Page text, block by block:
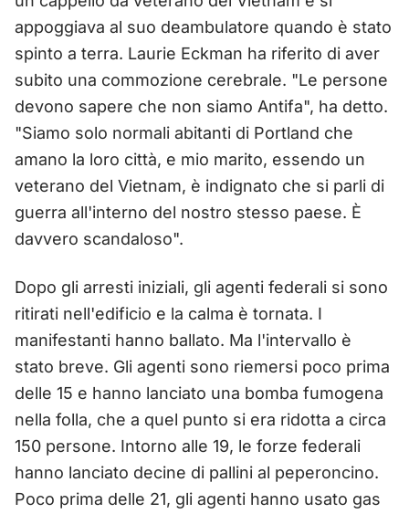
appoggiava al suo deambulatore quando è stato
spinto a terra. Laurie Eckman ha riferito di aver
subito una commozione cerebrale. "Le persone
devono sapere che non siamo Antifa", ha detto.
"Siamo solo normali abitanti di Portland che
amano la loro città, e mio marito, essendo un
veterano del Vietnam, è indignato che si parli di
guerra all'interno del nostro stesso paese. È
davvero scandaloso".
Dopo gli arresti iniziali, gli agenti federali si sono
ritirati nell'edificio e la calma è tornata. I
manifestanti hanno ballato. Ma l'intervallo è
stato breve. Gli agenti sono riemersi poco prima
delle 15 e hanno lanciato una bomba fumogena
nella folla, che a quel punto si era ridotta a circa
150 persone. Intorno alle 19, le forze federali
hanno lanciato decine di pallini al peperoncino.
Poco prima delle 21, gli agenti hanno usato gas